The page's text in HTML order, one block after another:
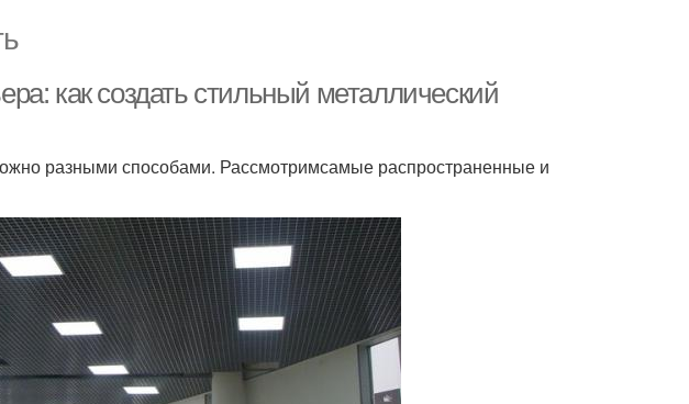
как создать стильный металлический
разными способами. Рассмотримсамые распространенные и